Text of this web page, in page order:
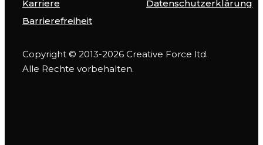
Karriere
Datenschutzerklärung
Barrierefreiheit
Copyright © 2013-2026 Creative Force ltd.
Alle Rechte vorbehalten.